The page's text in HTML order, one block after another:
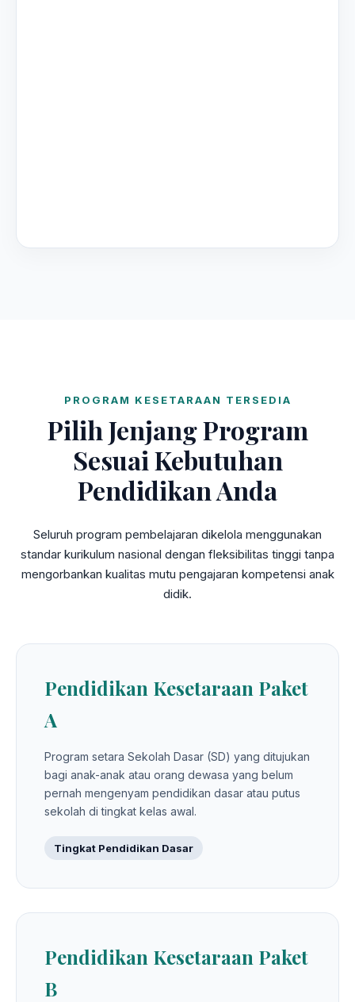
PROGRAM KESETARAAN TERSEDIA
Pilih Jenjang Program
Sesuai Kebutuhan
Pendidikan Anda
Seluruh program pembelajaran dikelola menggunakan
standar kurikulum nasional dengan fleksibilitas tinggi tanpa
mengorbankan kualitas mutu pengajaran kompetensi anak
didik.
Pendidikan Kesetaraan Paket
A
Program setara Sekolah Dasar (SD) yang ditujukan
bagi anak-anak atau orang dewasa yang belum
pernah mengenyam pendidikan dasar atau putus
sekolah di tingkat kelas awal.
Tingkat Pendidikan Dasar
Pendidikan Kesetaraan Paket
B